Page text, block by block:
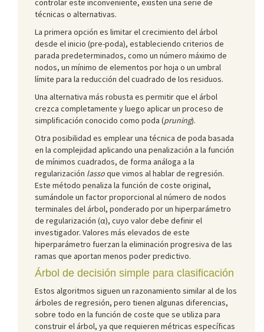
técnicas o alternativas.
La primera opción es limitar el crecimiento del árbol
desde el inicio (pre-poda), estableciendo criterios de
parada predeterminados, como un número máximo de
nodos, un mínimo de elementos por hoja o un umbral
límite para la reducción del cuadrado de los residuos.
Una alternativa más robusta es permitir que el árbol
crezca completamente y luego aplicar un proceso de
simplificación conocido como poda (pruning).
Otra posibilidad es emplear una técnica de poda basada
en la complejidad aplicando una penalización a la función
de mínimos cuadrados, de forma análoga a la
regularización lassoque vimos al hablar de regresión.
Este método penaliza la función de coste original,
sumándole un factor proporcional al número de nodos
terminales del árbol, ponderado por un hiperparámetro
de regularización (α), cuyo valor debe definir el
investigador. Valores más elevados de este
hiperparámetro fuerzan la eliminación progresiva de las
ramas que aportan menos poder predictivo.
Árbol de decisión simple para clasificación
Estos algoritmos siguen un razonamiento similar al de los
árboles de regresión, pero tienen algunas diferencias,
sobre todo en la función de coste que se utiliza para
construir el árbol, ya que requieren métricas específicas